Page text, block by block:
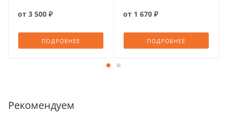
от 3 500 ₽
ПОДРОБНЕЕ
от 1 670 ₽
ПОДРОБНЕЕ
Рекомендуем